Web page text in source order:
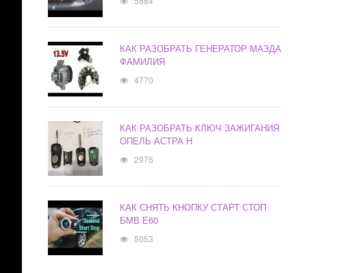
КАК РАЗОБРАТЬ ГЕНЕРАТОР МАЗДА
ФАМИЛИЯ
4770
КАК РАЗОБРАТЬ КЛЮЧ ЗАЖИГАНИЯ
ОПЕЛЬ АСТРА Н
2975
КАК СНЯТЬ КНОПКУ СТАРТ СТОП
БМВ Е60
5053